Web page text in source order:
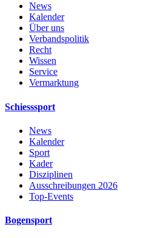
News
Kalender
Über uns
Verbandspolitik
Recht
Wissen
Service
Vermarktung
Schiesssport
News
Kalender
Sport
Kader
Disziplinen
Ausschreibungen 2026
Top-Events
Bogensport